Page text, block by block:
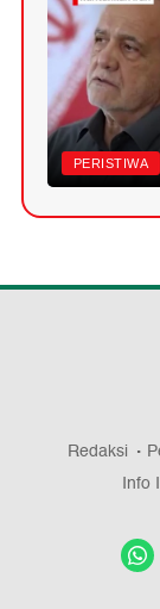
PERISTIWA
Redaksi
Info